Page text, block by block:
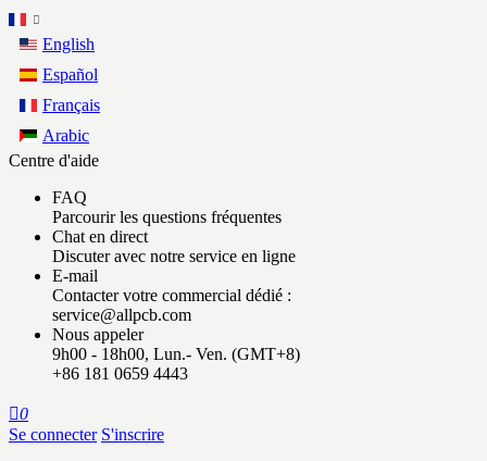
English
Español
Français
Arabic
Centre d'aide
FAQ
Parcourir les questions fréquentes
Chat en direct
Discuter avec notre service en ligne
E-mail
Contacter votre commercial dédié :
service@allpcb.com
Nous appeler
9h00 - 18h00, Lun.- Ven. (GMT+8)
+86 181 0659 4443
0
Se connecter S'inscrire